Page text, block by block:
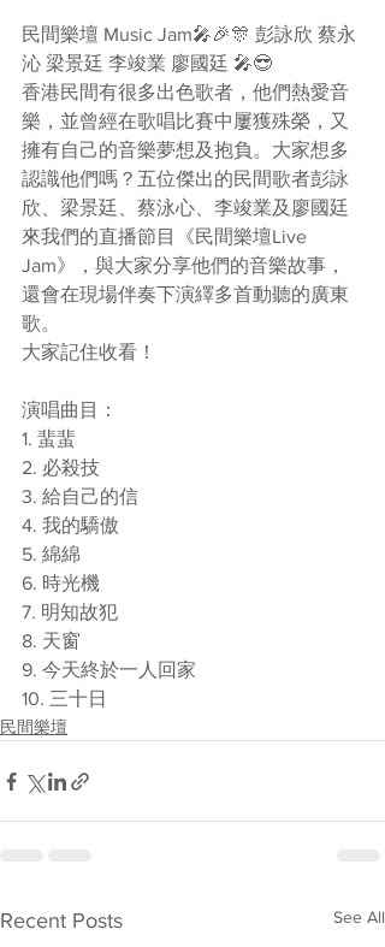
民間樂壇 Music Jam🎤🎉🎊 彭詠欣 蔡永
沁 梁景廷 李竣業 廖國廷 🎤😎
香港民間有很多出色歌者，他們熱愛音
樂，並曾經在歌唱比賽中屢獲殊榮，又
擁有自己的音樂夢想及抱負。大家想多
認識他們嗎？五位傑出的民間歌者彭詠
欣、梁景廷、蔡泳心、李竣業及廖國廷
來我們的直播節目《民間樂壇Live
Jam》，與大家分享他們的音樂故事，
還會在現場伴奏下演繹多首動聽的廣東
歌。
大家記住收看！
演唱曲目：
1. 蜚蜚
2. 必殺技
3. 給自己的信
4. 我的驕傲
5. 綿綿
6. 時光機
7. 明知故犯
8. 天窗
9. 今天終於一人回家
10. 三十日
民間樂壇
Recent Posts See All